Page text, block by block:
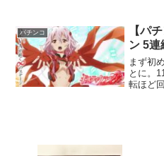
で大当
る～と
敗。
パチンコ
【パ
ン 5連
まず初
とに。
転ほど